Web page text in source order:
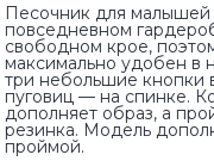
Песочник для
повседневном
свободном крое,
максимально удобен в
три небольшие кнопки
пуговиц — на спинке.
дополняет образ, а
резинка. Модель
проймой.